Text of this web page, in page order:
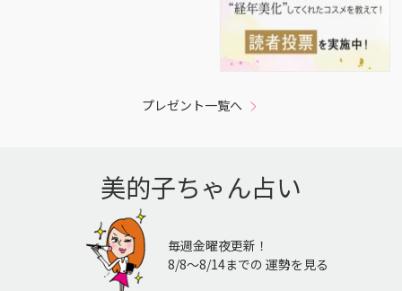
プレゼント一覧へ
美的子ちゃん占い
毎週金曜夜更新！
8/8〜8/14までの 運勢を見る